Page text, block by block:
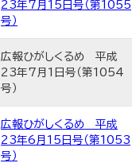
23年7月15日号（第1055
号）
広報ひがしくるめ 平成
23年7月1日号（第1054
号）
広報ひがしくるめ 平成
23年6月15日号（第1053
号）